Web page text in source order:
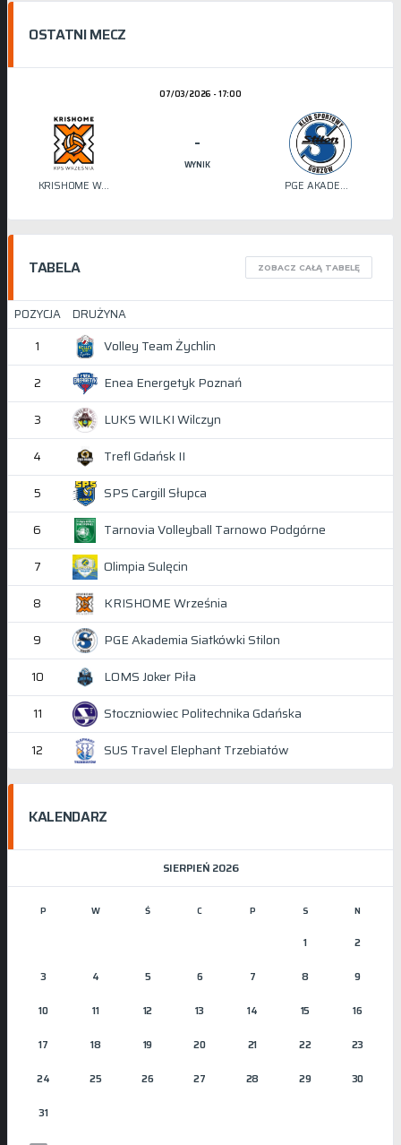
OSTATNI MECZ
07/03/2026 - 17:00
KRISHOME WRZEŚNIA PGE AKADEMIA SIATKÓWKI STILON
-
WYNIK
TABELA ZOBACZ CAŁĄ TABELĘ
POZYCJA
DRUŻYNA
1
Volley Team Żychlin
2 Enea Energetyk Poznań
3 LUKS WILKI Wilczyn
4 Trefl Gdańsk II
5 SPS Cargill Słupca
6 Tarnovia Volleyball Tarnowo Podgórne
7 Olimpia Sulęcin
8 KRISHOME Września
9 PGE Akademia Siatkówki Stilon
10 LOMS Joker Piła
11 Stoczniowiec Politechnika Gdańska
12 SUS Travel Elephant Trzebiatów
KALENDARZ
SIERPIEŃ 2026
P W Ś C P S N
1 2
3 4 5 6 7 8 9
10 11 12 13 14 15 16
17 18 19 20 21 22 23
24 25 26 27 28 29 30
31